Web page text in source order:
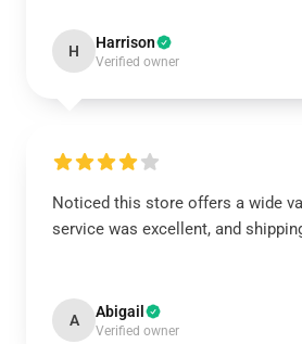
H Harrison
Verified owner
Noticed this store offers a wide
service was excellent, and
A Abigail
Verified owner